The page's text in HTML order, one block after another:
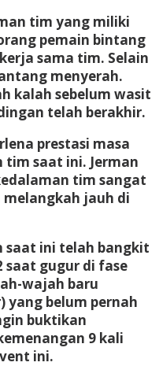
tim yang miliki
pemain bintang
sama tim. Selain
menyerah.
kalah sebelum wasit
telah berakhir.
prestasi masa
saat ini. Jerman
tim sangat
jauh di
saat ini telah bangkit
saat gugur di fase
wajah baru
yang belum pernah
buktikan
9 kali
ini.